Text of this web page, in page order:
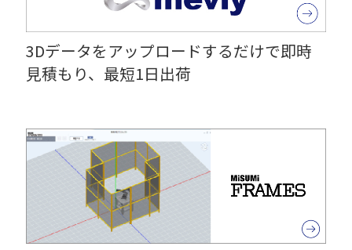
3Dデータをアップロードするだけで即時
見積もり、最短1日出荷